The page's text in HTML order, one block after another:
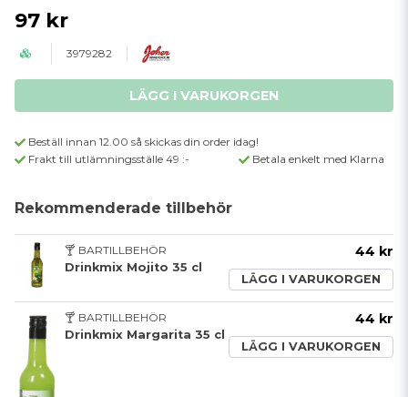
97 kr
3979282
LÄGG I VARUKORGEN
Beställ innan 12.00 så skickas din order idag!
Frakt till utlämningsställe 49 :-
Betala enkelt med Klarna
Rekommenderade tillbehör
🍸 BARTILLBEHÖR
Drinkmix Mojito 35 cl
44 kr
LÄGG I VARUKORGEN
🍸 BARTILLBEHÖR
Drinkmix Margarita 35 cl
44 kr
LÄGG I VARUKORGEN